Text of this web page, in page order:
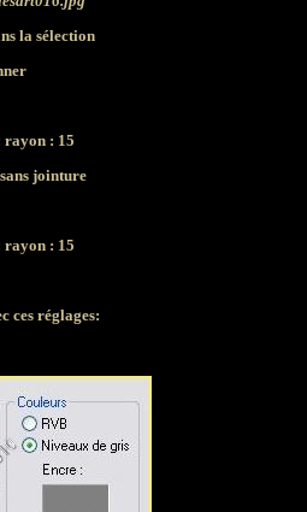
la sélection
rayon : 15
jointure
rayon : 15
ces réglages: